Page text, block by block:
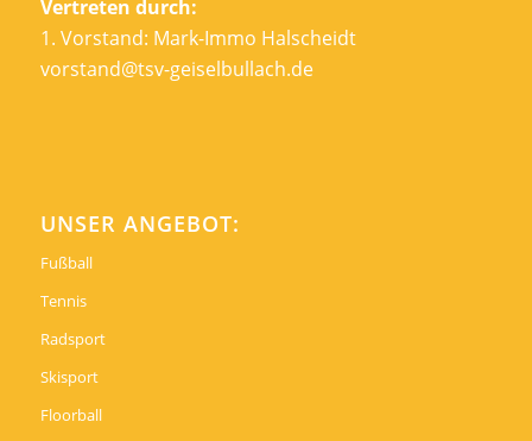
Vertreten durch:
1. Vorstand: Mark-Immo Halscheidt
vorstand@tsv-geiselbullach.de
UNSER ANGEBOT:
Fußball
Tennis
Radsport
Skisport
Floorball